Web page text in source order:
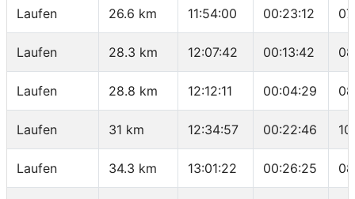
Laufen 26.6 km 11:54:00 00:23:12
Laufen 28.3 km 12:07:42 00:13:42
Laufen 28.8 km 12:12:11 00:04:29
Laufen 31 km 12:34:57 00:22:46
Laufen 34.3 km 13:01:22 00:26:25